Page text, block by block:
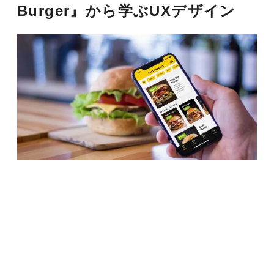
Burger』から学ぶUXデザイン